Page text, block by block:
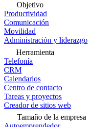
Objetivo
Productividad
Comunicación
Movilidad
Administración y liderazgo
Herramienta
Telefonía
CRM
Calendarios
Centro de contacto
Tareas y proyectos
Creador de sitios web
Tamaño de la empresa